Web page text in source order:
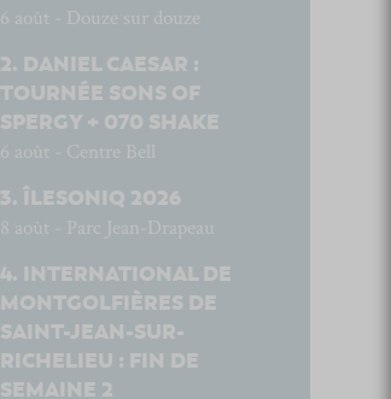
6 août - Douze sur douze
DANIEL CAESAR :
TOURNÉE SONS OF
SPERGY + 070 SHAKE
6 août - Centre Bell
ÎLESONIQ 2026
8 août - Parc Jean-Drapeau
INTERNATIONAL DE
MONTGOLFIÈRES DE
SAINT-JEAN-SUR-
RICHELIEU : FIN DE
SEMAINE 2